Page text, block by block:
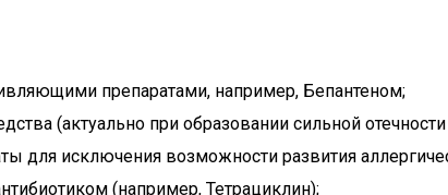
препаратами, например, Бепантеном;
(актуально при образовании сильной
для исключения возможности развития
(например, Тетрациклин);